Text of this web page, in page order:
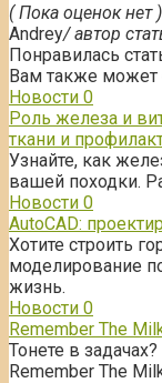
( Пока оценок нет )
Andrey/ автор
Понравилась
Вам также может
Новости 0
Роль железа и
ткани и
Узнайте, как
вашей походки.
Новости 0
AutoCAD:
Хотите строить
моделирование
жизнь.
Новости 0
Remember The
Тонете в
Remember The